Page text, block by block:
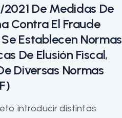
2021 De Medidas De
Contra El Fraude
Establecen Normas
De Elusión Fiscal,
Diversas Normas
introducir distintas